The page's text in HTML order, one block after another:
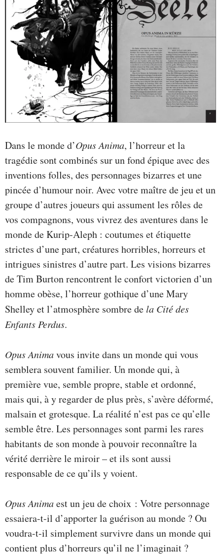
Dans le monde d’Opus Anima, l’horreur et la
tragédie sont combinés sur un fond épique avec des
inventions folles, des personnages bizarres et une
pincée d’humour noir. Avec votre maître de jeu et un
groupe d’autres joueurs qui assument les rôles de
vos compagnons, vous vivrez des aventures dans le
monde de Kurip-Aleph : coutumes et étiquette
strictes d’une part, créatures horribles, horreurs et
intrigues sinistres d’autre part. Les visions bizarres
de Tim Burton rencontrent le confort victorien d’un
homme obèse, l’horreur gothique d’une Mary
Shelley et l’atmosphère sombre dela Cité des
Enfants Perdus.
Opus Animavous invite dans un monde qui vous
semblera souvent familier. Un monde qui, à
première vue, semble propre, stable et ordonné,
mais qui, à y regarder de plus près, s’avère déformé,
malsain et grotesque. La réalité n’est pas ce qu’elle
semble être. Les personnages sont parmi les rares
habitants de son monde à pouvoir reconnaître la
vérité derrière le miroir – et ils sont aussi
responsable de ce qu’ils y voient.
Opus Animaest un jeu de choix : Votre personnage
essaiera-t-il d’apporter la guérison au monde ? Ou
voudra-t-il simplement survivre dans un monde qui
contient plus d’horreurs qu’il ne l’imaginait ?